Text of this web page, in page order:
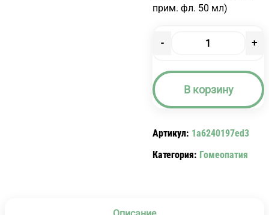
прим. фл. 50 мл)
-
РЕМЕНС
(КАП.
Д/
ПРИМ.
ФЛ.
+
В корзину
Артикул: 1a6240197ed3
Категория: Гомеопатия